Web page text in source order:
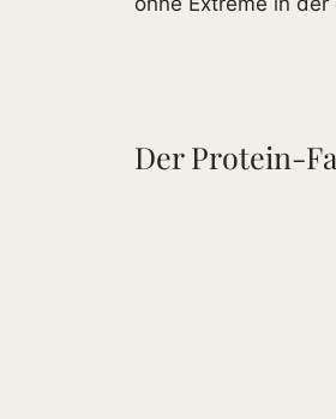
Der Protein-